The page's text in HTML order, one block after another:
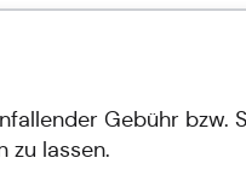
Gebühr
zu lassen.